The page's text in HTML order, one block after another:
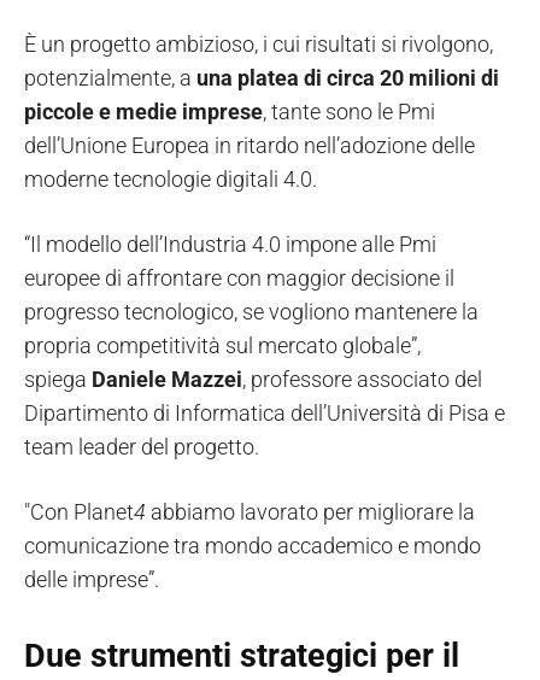
È un progetto ambizioso, i cui risultati si rivolgono,
potenzialmente, a una platea di circa 20 milioni di
piccole e medie imprese, tante sono le Pmi
dell’Unione Europea in ritardo nell’adozione delle
moderne tecnologie digitali 4.0.
“Il modello dell’Industria 4.0 impone alle Pmi
europee di affrontare con maggior decisione il
progresso tecnologico, se vogliono mantenere la
propria competitività sul mercato globale”,
spiega Daniele Mazzei, professore associato del
Dipartimento di Informatica dell’Università di Pisa e
team leader del progetto.
"Con Planet4 abbiamo lavorato per migliorare la
comunicazione tra mondo accademico e mondo
delle imprese”.
Due strumenti strategici per il